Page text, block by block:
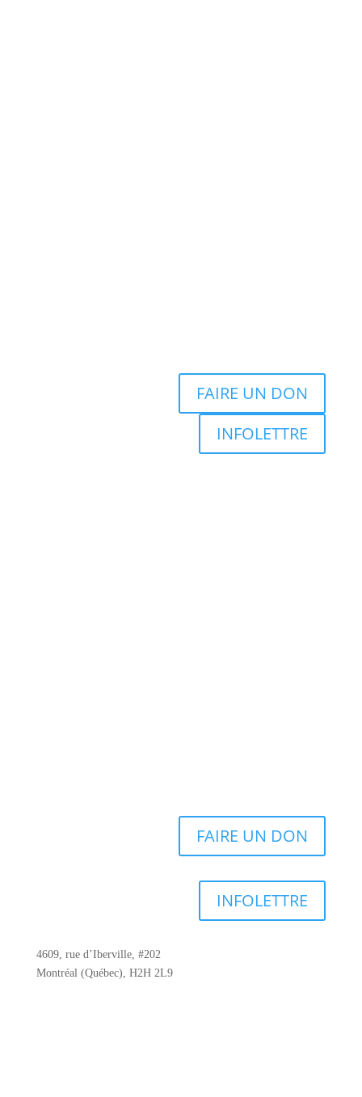
FAIRE UN DON
INFOLETTRE
FAIRE UN DON
INFOLETTRE
4609, rue d’Iberville, #202
Montréal (Québec), H2H 2L9